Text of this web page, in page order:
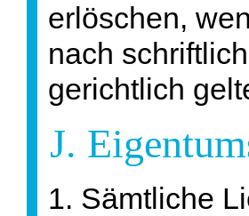
erlöschen,
nach
gerichtlich
J.
1. Sämtliche